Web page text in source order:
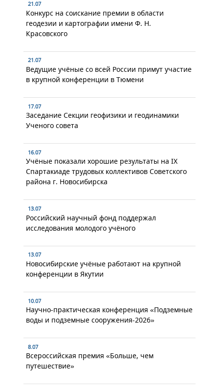
21.07
Конкурс на соискание премии в области
геодезии и картографии имени Ф. Н.
Красовского
21.07
Ведущие учёные со всей России примут участие
в крупной конференции в Тюмени
17.07
Заседание Секции геофизики и геодинамики
Ученого совета
16.07
Учёные показали хорошие результаты на IX
Спартакиаде трудовых коллективов Советского
района г. Новосибирска
13.07
Российский научный фонд поддержал
исследования молодого учёного
13.07
Новосибирские учёные работают на крупной
конференции в Якутии
10.07
Научно-практическая конференция «Подземные
воды и подземные сооружения-2026»
8.07
Всероссийская премия «Больше, чем
путешествие»